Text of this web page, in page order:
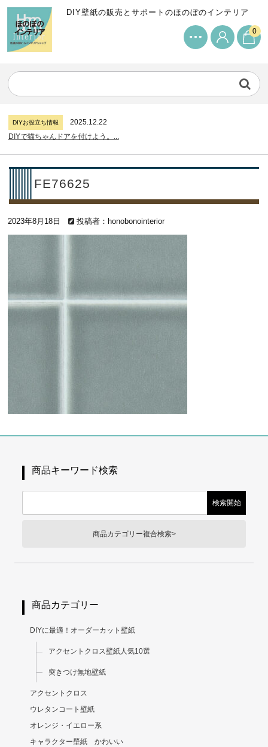
DIY壁紙の販売とサポートのほのぼのインテリア
0
サンゲツリザーブの壁紙について...
DIYお役立ち情報
2026.7.31
DIYお役立ち情報
2025.12.22
DIYで猫ちゃんドアを付けよう。...
DIYお役立ち情報
2026.7.31
2025.12.22
DIYで猫ちゃんドアを付けよう。...
DIYお役立ち情報
2024.7.11
FE76625
2023年8月18日 投稿者：honobonointerior
商品キーワード検索
商品カテゴリー複合検索>
商品カテゴリー
DIYに最適！オーダーカット壁紙
アクセントクロス壁紙人気10選
突きつけ無地壁紙
アクセントクロス
ウレタンコート壁紙
オレンジ・イエロー系
キャラクター壁紙 かわいい